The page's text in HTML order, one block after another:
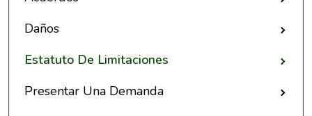
Daños
Estatuto De Limitaciones
Presentar Una Demanda